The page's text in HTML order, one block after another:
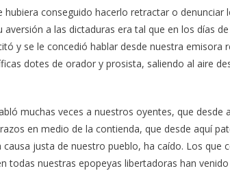
hubiera conseguido hacerlo retractar o denunciar
a las dictaduras era tal que en los días
y se le concedió hablar desde nuestra emisora
dotes de orador y prosista, saliendo al aire
muchas veces a nuestros oyentes, que desde
en medio de la contienda, que desde aquí
justa de nuestro pueblo, ha caído. Los que
todas nuestras epopeyas libertadoras han